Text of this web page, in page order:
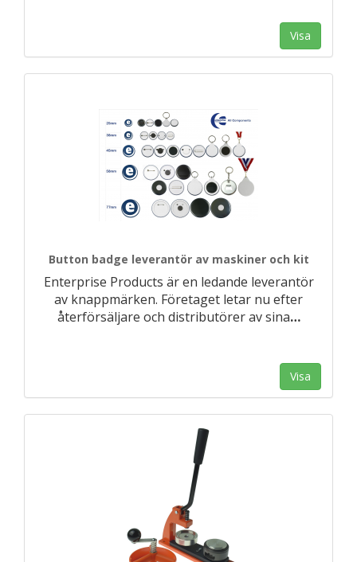
Visa
Button badge leverantör av maskiner och kit
Enterprise Products är en ledande leverantör
av knappmärken. Företaget letar nu efter
återförsäljare och distributörer av sina…
Visa